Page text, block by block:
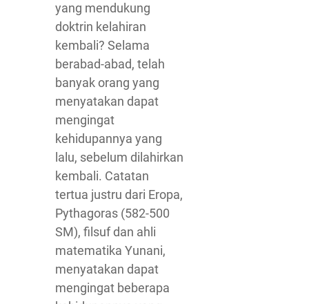
yang mendukung
doktrin kelahiran
kembali? Selama
berabad-abad, telah
banyak orang yang
menyatakan dapat
mengingat
kehidupannya yang
lalu, sebelum dilahirkan
kembali. Catatan
tertua justru dari Eropa,
Pythagoras (582-500
SM), filsuf dan ahli
matematika Yunani,
menyatakan dapat
mengingat beberapa